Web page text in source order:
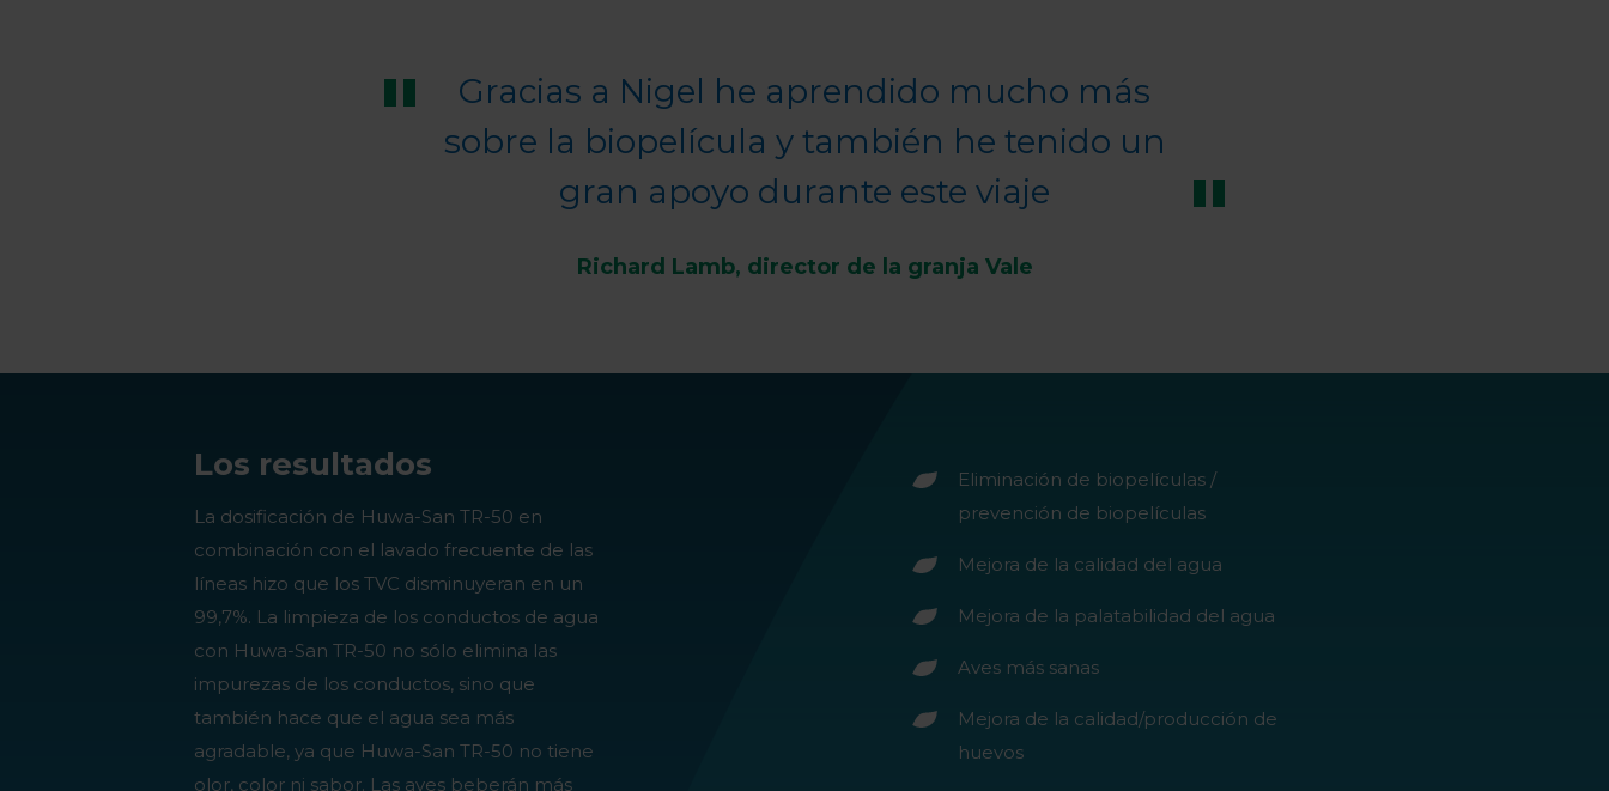
Gracias a Nigel he aprendido mucho más
sobre la biopelícula y también he tenido un
gran apoyo durante este viaje
Richard Lamb, director de la granja Vale
Los resultados
La dosificación de Huwa-San TR-50 en
combinación con el lavado frecuente de las
líneas hizo que los TVC disminuyeran en un
99,7%. La limpieza de los conductos de agua
con Huwa-San TR-50 no sólo elimina las
impurezas de los conductos, sino que
también hace que el agua sea más
agradable, ya que Huwa-San TR-50 no tiene
olor, color ni sabor. Las aves beberán más
Eliminación de biopelículas /
prevención de biopelículas
Mejora de la calidad del agua
Mejora de la palatabilidad del agua
Aves más sanas
Mejora de la calidad/producción de
huevos